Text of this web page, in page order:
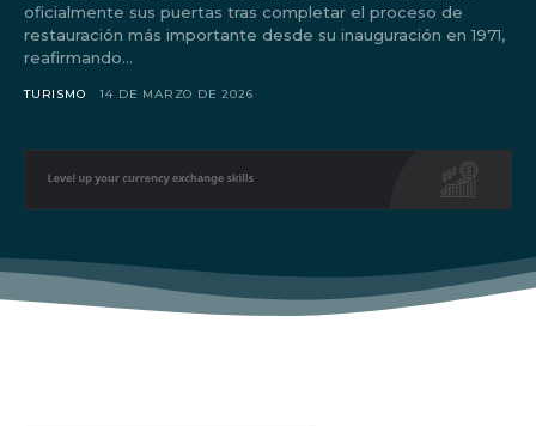
Don't miss
out!
to stay in the loop.
oficialmente sus puertas tras completar el proceso de
restauración más importante desde su inauguración en 1971,
reafirmando...
TURISMO 14 DE MARZO DE 2026